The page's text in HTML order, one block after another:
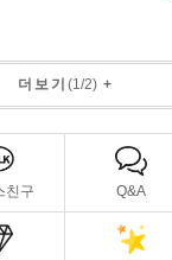
더보기 (1/2)+
친구 Q&A